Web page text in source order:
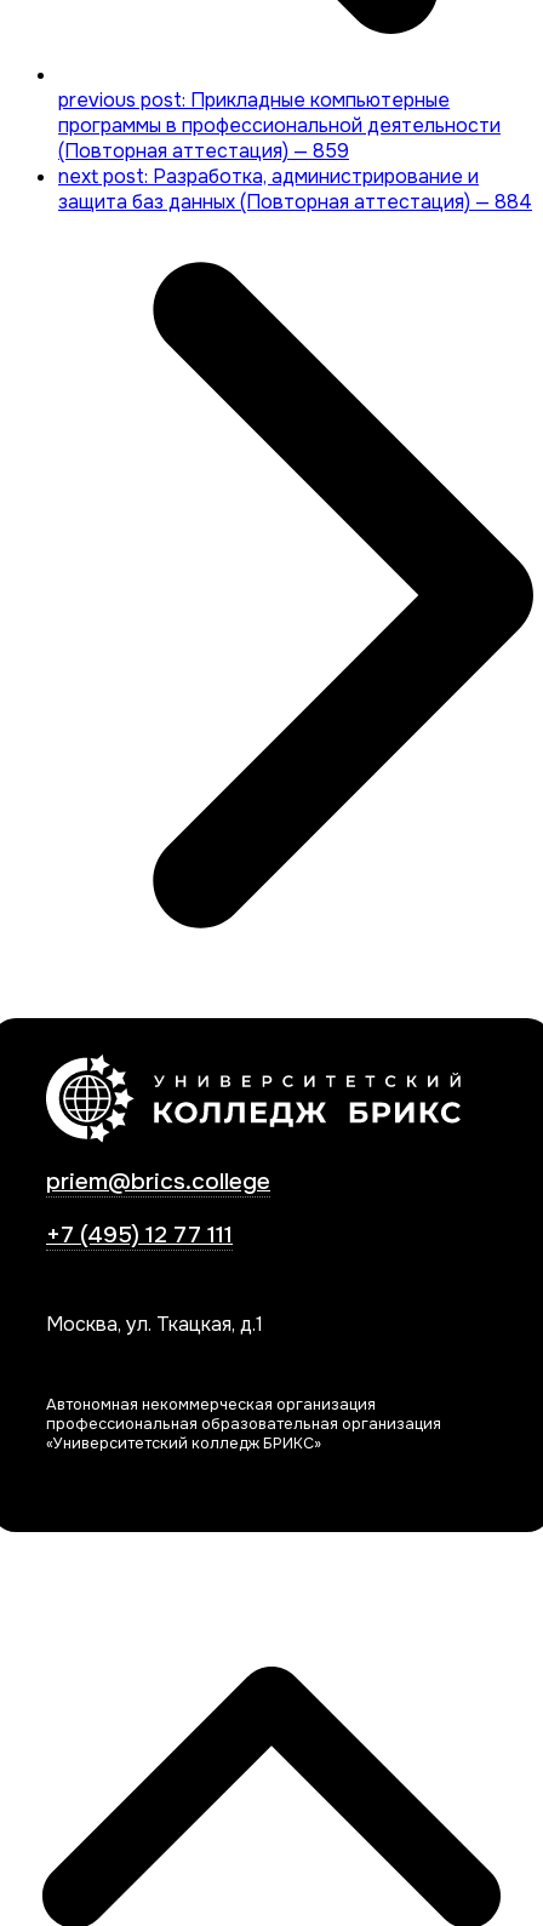
previous post: Прикладные компьютерные
программы в профессиональной деятельности
(Повторная аттестация) — 859
next post: Разработка, администрирование и
защита баз данных (Повторная аттестация) — 884
priem@brics.college
+7 (495) 12 77 111
Москва, ул. Ткацкая, д.1
Автономная некоммерческая организация
профессиональная образовательная организация
«Университетский колледж БРИКС»